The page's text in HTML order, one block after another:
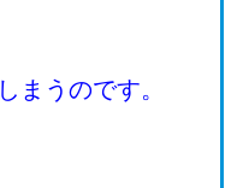
まうのです。